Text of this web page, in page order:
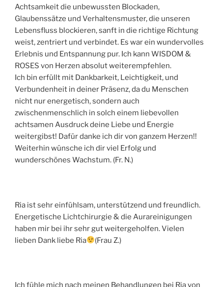
Achtsamkeit die unbewussten Blockaden,
Glaubenssätze und Verhaltensmuster, die unseren
Lebensfluss blockieren, sanft in die richtige Richtung
weist, zentriert und verbindet. Es war ein wundervolles
Erlebnis und Entspannung pur. Ich kann WISDOM &
ROSES von Herzen absolut weiterempfehlen.
Ich bin erfüllt mit Dankbarkeit, Leichtigkeit, und
Verbundenheit in deiner Präsenz, da du Menschen
nicht nur energetisch, sondern auch
zwischenmenschlich in solch einem liebevollen
achtsamen Ausdruck deine Liebe und Energie
weitergibst! Dafür danke ich dir von ganzem Herzen!!
Weiterhin wünsche ich dir viel Erfolg und
wunderschönes Wachstum. (Fr. N.)
Ria ist sehr einfühlsam, unterstützend und freundlich.
Energetische Lichtchirurgie & die Aurareinigungen
haben mir bei ihr sehr gut weitergeholfen. Vielen
lieben Dank liebe Ria
(Frau Z.)